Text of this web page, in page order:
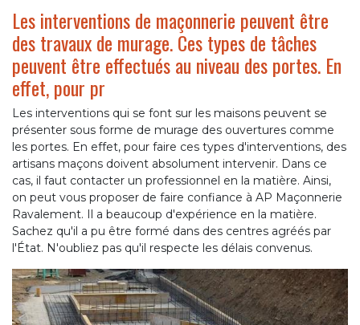
Les interventions de maçonnerie peuvent être
des travaux de murage. Ces types de tâches
peuvent être effectués au niveau des portes. En
effet, pour pr
Les interventions qui se font sur les maisons peuvent se
présenter sous forme de murage des ouvertures comme
les portes. En effet, pour faire ces types d'interventions, des
artisans maçons doivent absolument intervenir. Dans ce
cas, il faut contacter un professionnel en la matière. Ainsi,
on peut vous proposer de faire confiance à AP Maçonnerie
Ravalement. Il a beaucoup d'expérience en la matière.
Sachez qu'il a pu être formé dans des centres agréés par
l'État. N'oubliez pas qu'il respecte les délais convenus.